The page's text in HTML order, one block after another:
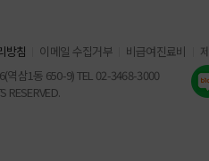
방침 이메일 수집거부 비급여진료비
역삼1동 650-9) TEL 02-3468-3000
RESERVED.